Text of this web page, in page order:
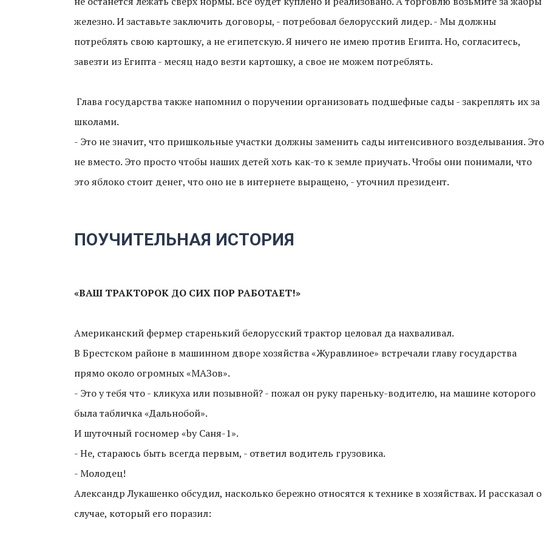
железно. И заставьте заключить договоры, - потребовал белорусский лидер. - Мы должны
потреблять свою картошку, а не египетскую. Я ничего не имею против Египта. Но, согласитесь,
завезти из Египта - месяц надо везти картошку, а свое не можем потреблять.
Глава государства также напомнил о поручении организовать подшефные сады - закреплять их за
школами.
- Это не значит, что пришкольные участки должны заменить сады интенсивного возделывания. Это
не вместо. Это просто чтобы наших детей хоть как-то к земле приучать. Чтобы они понимали, что
это яблоко стоит денег, что оно не в интернете выращено, - уточнил президент.
ПОУЧИТЕЛЬНАЯ ИСТОРИЯ
«ВАШ ТРАКТОРОК ДО СИХ ПОР РАБОТАЕТ!»
Американский фермер старенький белорусский трактор целовал да нахваливал.
В Брестском районе в машинном дворе хозяйства «Журавлиное» встречали главу государства
прямо около огромных «МАЗов».
- Это у тебя что - кликуха или позывной? - пожал он руку пареньку-водителю, на машине которого
была табличка «Дальнобой».
И шуточный госномер «by Саня-1».
- Не, стараюсь быть всегда первым, - ответил водитель грузовика.
- Молодец!
Александр Лукашенко обсудил, насколько бережно относятся к технике в хозяйствах. И рассказал о
случае, который его поразил: